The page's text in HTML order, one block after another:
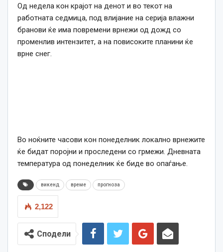
Од недела кон крајот на денот и во текот на
работната седмица, под влијание на серија влажни
бранови ќе има повремени врнежи од дожд со
променлив интензитет, а на повисоките планини ќе
врне снег.
Во ноќните часови кон понеделник локално врнежите
ќе бидат поројни и проследени со грмежи. Дневната
температура од понеделник ќе биде во опаѓање.
викенд време прогноза
2,122
Сподели